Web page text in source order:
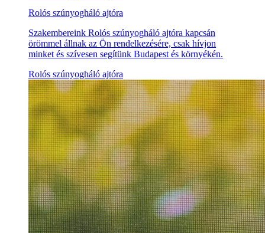
Rolós szúnyogháló ajtóra
Szakembereink Rolós szúnyogháló ajtóra kapcsán
örömmel állnak az Ön rendelkezésére, csak hívjon
minket és szívesen segítünk Budapest és környékén.
Rolós szúnyogháló ajtóra